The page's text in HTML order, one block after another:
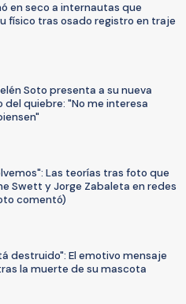
en seco a internautas que
físico tras osado registro en traje
Soto presenta a su nueva
del quiebre: "No me interesa
Las teorías tras foto que
Swett y Jorge Zabaleta en redes
comentó)
destruido": El emotivo mensaje
la muerte de su mascota